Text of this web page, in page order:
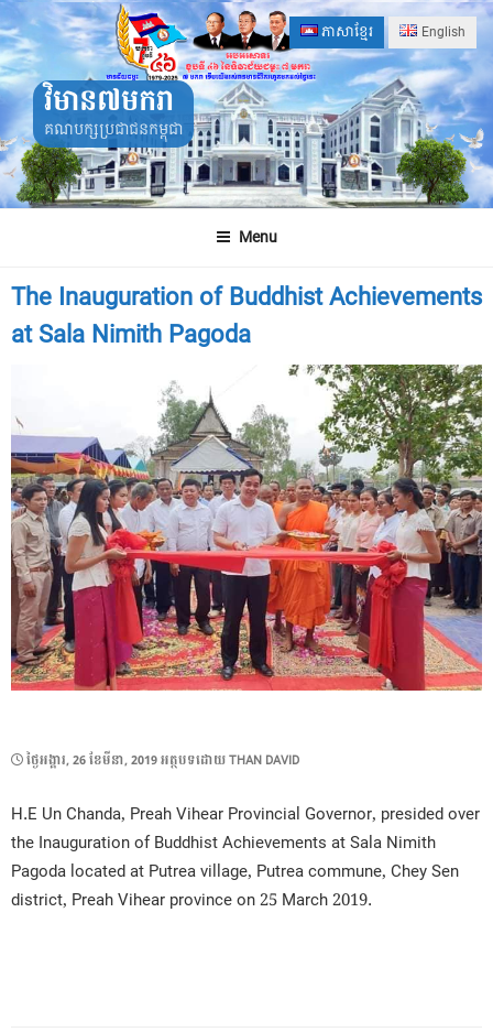
Skip
to
content
ភាសាខ្មែរ English
វិមាន៧មករា
គណបក្សប្រជាជនកម្ពុជា
Menu
The Inauguration of Buddhist Achievements
at Sala Nimith Pagoda
POSTED
ថ្ងៃ​អង្គារ, 26 ខែ​មីនា, 2019អត្ថបទដោយTHAN DAVID
H.E Un Chanda, Preah Vihear Provincial Governor, presided over
the Inauguration of Buddhist Achievements at Sala Nimith
Pagoda located at Putrea village, Putrea commune, Chey Sen
district, Preah Vihear province on 25 March 2019.